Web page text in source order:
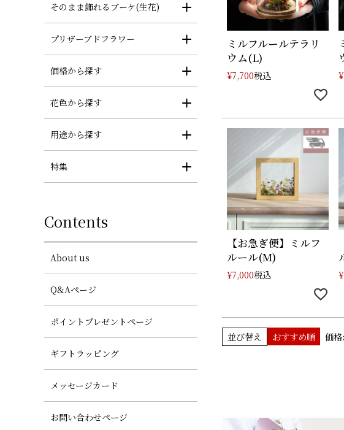
そのまま飾れるブーケ(生花)
プリザーブドフラワー
価格から探す
花色から探す
用途から探す
特集
Contents
About us
Q&Aページ
ポイントプレゼントページ
ギフトラッピング
メッセージカード
お問い合わせページ
ミルフルールテラリ
ウム(L)
¥7,700税込 ¥
【お急ぎ便】ミルフ
ルール(M)
¥7,000税込 ¥
並び替え おすすめ順 価